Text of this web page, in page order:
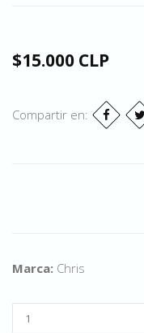
$15.000 CLP
Compartir en:
Marca: Chris